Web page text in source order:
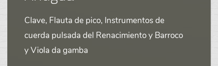
Clave, Flauta de pico, Instrumentos de
cuerda pulsada del Renacimiento y Barroco
y Viola da gamba